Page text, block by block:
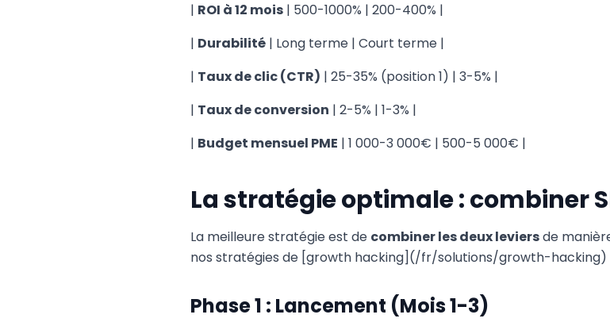
| ROI à 12 mois | 500-1000% | 200-400% |
| Durabilité | Long terme | Court terme |
| Taux de clic (CTR) | 25-35% (position 1) | 3-5% |
| Taux de conversion | 2-5% | 1-3% |
| Budget mensuel PME | 1 000-3 000€ | 500-5 000€ |
La stratégie optimale : combiner
La meilleure stratégie est de combiner les deux leviersde
nos stratégies de [growth hacking](/fr/solutions/growth-hacking)
Phase 1 : Lancement (Mois 1-3)